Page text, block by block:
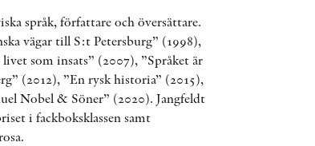
STOLPE STORIES
ÖVRIGA FORMAT
språk, författare och översättare.
vägar till S:t Petersburg” (1998),
som insats” (2007), ”Språket är
(2012), ”En rysk historia” (2015),
Nobel & Söner” (2020). Jangfeldt
i fackboksklassen samt